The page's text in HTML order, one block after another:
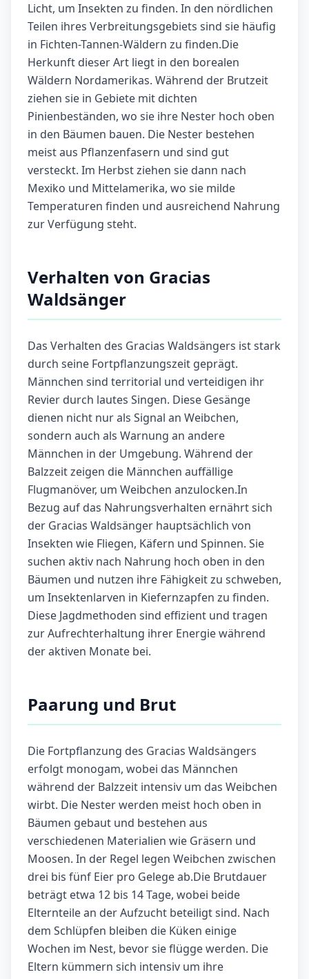
Licht, um Insekten zu finden. In den nördlichen
Teilen ihres Verbreitungsgebiets sind sie häufig
in Fichten-Tannen-Wäldern zu finden.Die
Herkunft dieser Art liegt in den borealen
Wäldern Nordamerikas. Während der Brutzeit
ziehen sie in Gebiete mit dichten
Pinienbeständen, wo sie ihre Nester hoch oben
in den Bäumen bauen. Die Nester bestehen
meist aus Pflanzenfasern und sind gut
versteckt. Im Herbst ziehen sie dann nach
Mexiko und Mittelamerika, wo sie milde
Temperaturen finden und ausreichend Nahrung
zur Verfügung steht.
Verhalten von Gracias
Waldsänger
Das Verhalten des Gracias Waldsängers ist stark
durch seine Fortpflanzungszeit geprägt.
Männchen sind territorial und verteidigen ihr
Revier durch lautes Singen. Diese Gesänge
dienen nicht nur als Signal an Weibchen,
sondern auch als Warnung an andere
Männchen in der Umgebung. Während der
Balzzeit zeigen die Männchen auffällige
Flugmanöver, um Weibchen anzulocken.In
Bezug auf das Nahrungsverhalten ernährt sich
der Gracias Waldsänger hauptsächlich von
Insekten wie Fliegen, Käfern und Spinnen. Sie
suchen aktiv nach Nahrung hoch oben in den
Bäumen und nutzen ihre Fähigkeit zu schweben,
um Insektenlarven in Kiefernzapfen zu finden.
Diese Jagdmethoden sind effizient und tragen
zur Aufrechterhaltung ihrer Energie während
der aktiven Monate bei.
Paarung und Brut
Die Fortpflanzung des Gracias Waldsängers
erfolgt monogam, wobei das Männchen
während der Balzzeit intensiv um das Weibchen
wirbt. Die Nester werden meist hoch oben in
Bäumen gebaut und bestehen aus
verschiedenen Materialien wie Gräsern und
Moosen. In der Regel legen Weibchen zwischen
drei bis fünf Eier pro Gelege ab.Die Brutdauer
beträgt etwa 12 bis 14 Tage, wobei beide
Elternteile an der Aufzucht beteiligt sind. Nach
dem Schlüpfen bleiben die Küken einige
Wochen im Nest, bevor sie flügge werden. Die
Eltern kümmern sich intensiv um ihre